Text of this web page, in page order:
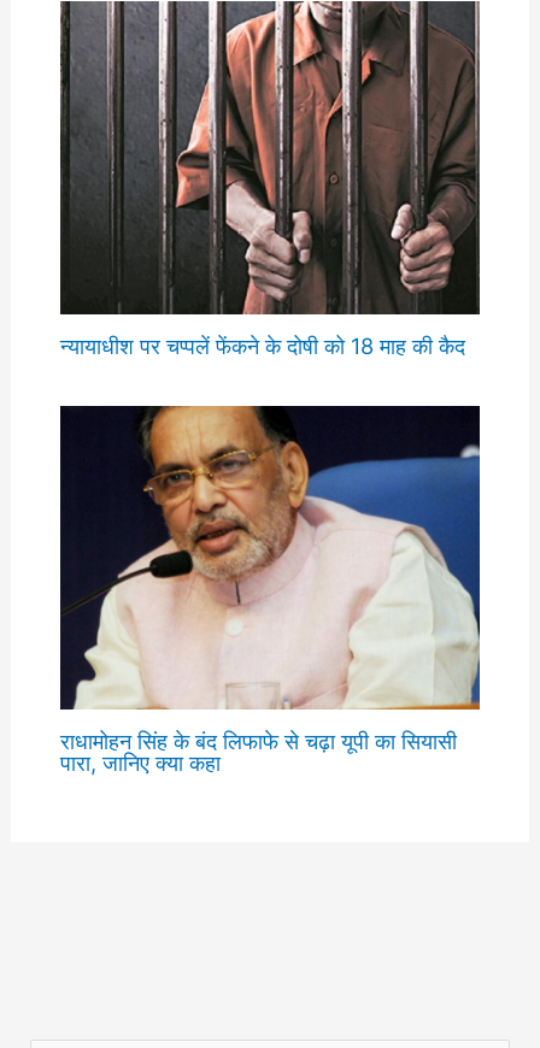
न्यायाधीश पर चप्पलें फेंकने के दोषी को 18 माह की कैद
राधामोहन सिंह के बंद लिफाफे से चढ़ा यूपी का सियासी
पारा, जानिए क्या कहा